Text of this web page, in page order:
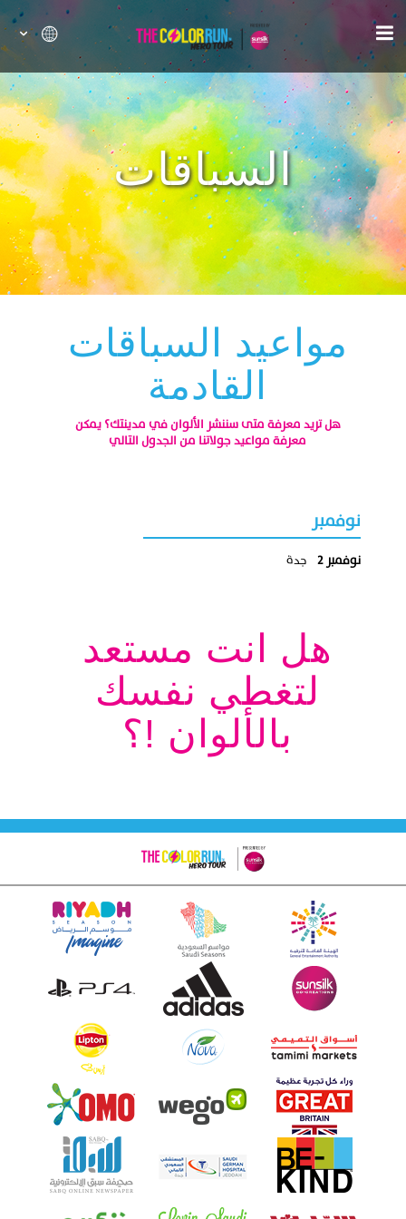
السباقات
مواعيد السباقات
القادمة
هل تريد معرفة متى سننشر الألوان في مدينتك؟ يمكن
معرفة مواعيد جولاتنا من الجدول التالي
نوفمبر
نوفمبر 2 جدة
هل انت مستعد
لتغطي نفسك
بالألوان !؟